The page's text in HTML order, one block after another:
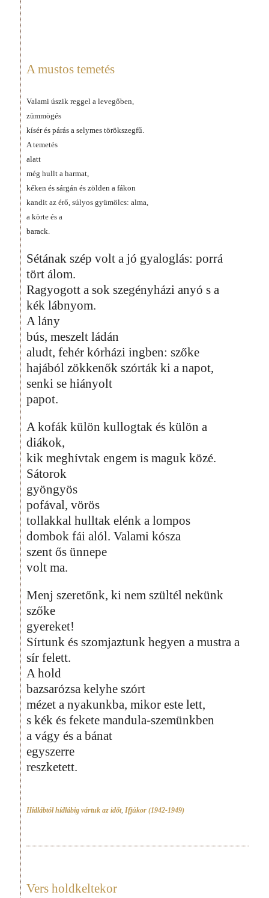
A mustos temetés
Valami úszik reggel a levegőben,
zümmögés
kísér és párás a selymes törökszegfű.
A temetés
alatt
még hullt a harmat,
kéken és sárgán és zölden a fákon
kandit az érő, súlyos gyümölcs: alma,
a körte és a
barack.
Sétának szép volt a jó gyaloglás: porrá
tört álom.
Ragyogott a sok szegényházi anyó s a
kék lábnyom.
A lány
bús, meszelt ládán
aludt, fehér kórházi ingben: szőke
hajából zökkenők szórták ki a napot,
senki se hiányolt
papot.
A kofák külön kullogtak és külön a
diákok,
kik meghívtak engem is maguk közé.
Sátorok
gyöngyös
pofával, vörös
tollakkal hulltak elénk a lompos
dombok fái alól. Valami kósza
szent ős ünnepe
volt ma.
Menj szeretőnk, ki nem szültél nekünk
szőke
gyereket!
Sírtunk és szomjaztunk hegyen a mustra a
sír felett.
A hold
bazsarózsa kelyhe szórt
mézet a nyakunkba, mikor este lett,
s kék és fekete mandula-szemünkben
a vágy és a bánat
egyszerre
reszketett.
Hídlábtól hídlábig vártuk az időt, Ifjúkor (1942-1949)
Vers holdkeltekor